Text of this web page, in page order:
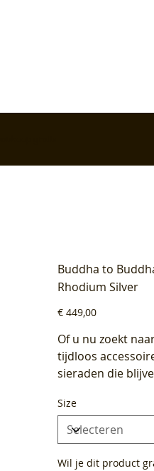
Buddha to
Rhodium Silver
Prijs
€ 449,00
Of u nu zoekt
tijdloos
sieraden die
Size
Wil je dit product